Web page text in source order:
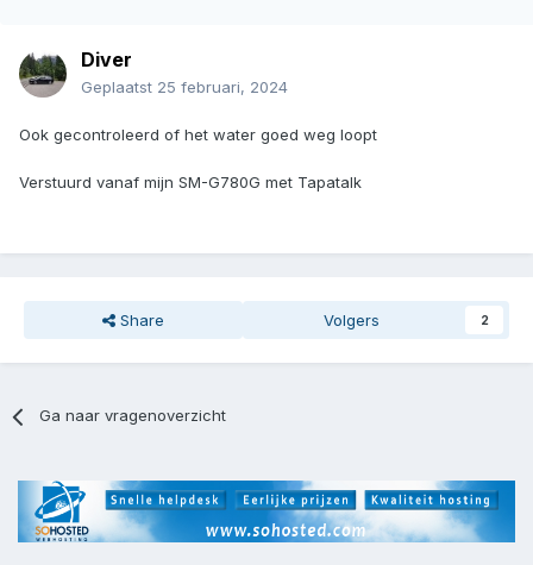
Diver
Geplaatst 25 februari, 2024
Ook gecontroleerd of het water goed weg loopt
Verstuurd vanaf mijn SM-G780G met Tapatalk
Share Volgers 2
Ga naar vragenoverzicht